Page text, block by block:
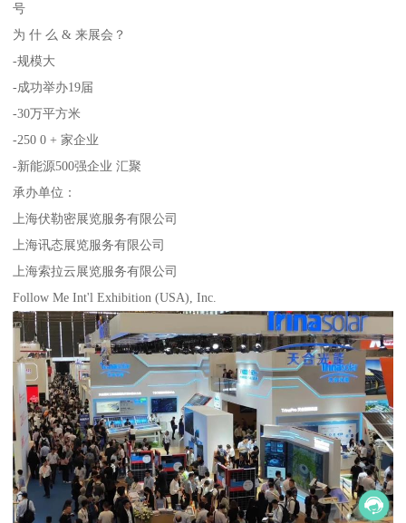
号
为 什 么 & 来展会？
-规模大
-成功举办19届
-30万平方米
-250 0 + 家企业
-新能源500强企业 汇聚
承办单位：
上海伏勒密展览服务有限公司
上海讯态展览服务有限公司
上海索拉云展览服务有限公司
Follow Me Int'l Exhibition (USA), Inc.